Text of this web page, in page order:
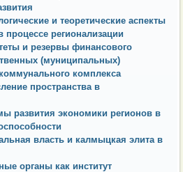
и теоретические аспекты
процессе регионализации
и резервы финансового
(муниципальных)
комплекса
пространства в
развития экономики регионов в
власть и калмыцкая элита в
органы как институт